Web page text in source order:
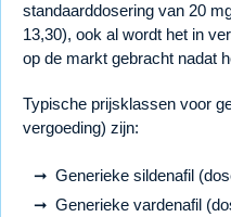
standaarddosering van 20
13,30), ook al wordt het in
op de markt gebracht nadat
Typische prijsklassen voor
vergoeding) zijn:
Generieke sildenafil
Generieke vardenafil